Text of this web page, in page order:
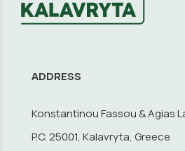
ADDRESS
Konstantinou Fassou & Agias
P.C. 25001, Kalavryta, Greece